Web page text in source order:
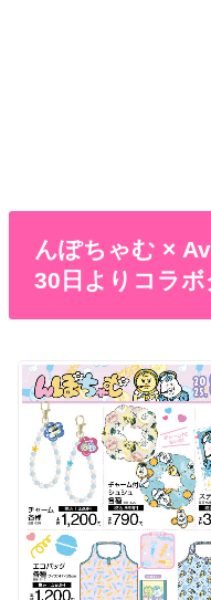
んぽちゃむ ×
30日よりコラ